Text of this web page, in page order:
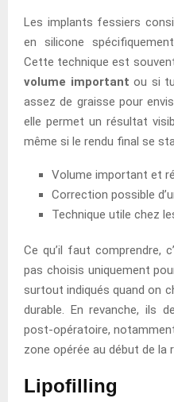
Les implants fessiers
en silicone
Cette technique est
volume important ou si
assez de graisse pour
elle permet un résultat
même si le rendu final se
Volume important et
Correction possible
Technique utile chez
Ce qu’il faut comprendre,
pas choisis uniquement
surtout indiqués quand on
durable. En revanche, ils
post-opératoire,
zone opérée au début de la
Lipofilling